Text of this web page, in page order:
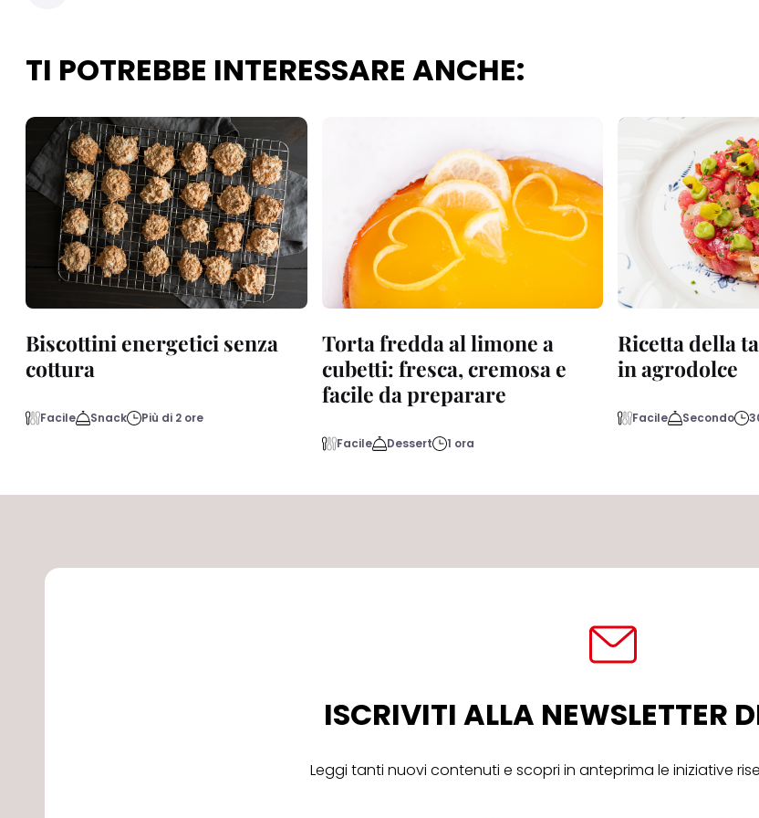
TI POTREBBE INTERESSARE ANCHE:
Biscottini energetici senza
cottura
Facile Snack Più di 2 ore
Torta fredda al limone a
cubetti: fresca, cremosa e
facile da preparare
Facile Dessert 1 ora
Ricetta della
in agrodolce
Facile Secondo
ISCRIVITI ALLA NEWSLETTER
Leggi tanti nuovi contenuti e scopri in anteprima le iniziative